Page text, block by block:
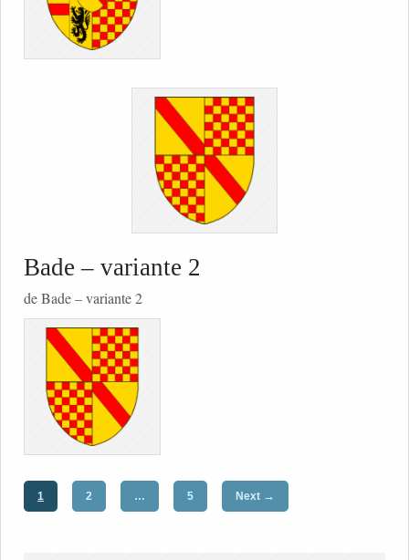
Bade – variante 2
de Bade – variante 2
1 2 … 5 Next →